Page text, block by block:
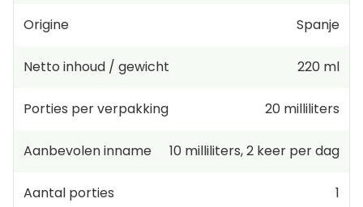
Origine Spanje
Netto inhoud / gewicht 220 ml
Porties per verpakking 20 milliliters
Aanbevolen inname 10 milliliters,2 keer per dag
Aantal porties 1